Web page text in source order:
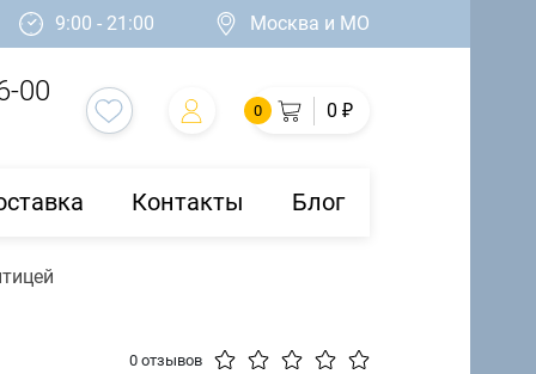
9:00 - 21:00 Москва и МО
00
0 0 ₽
Контакты Блог
0 отзывов